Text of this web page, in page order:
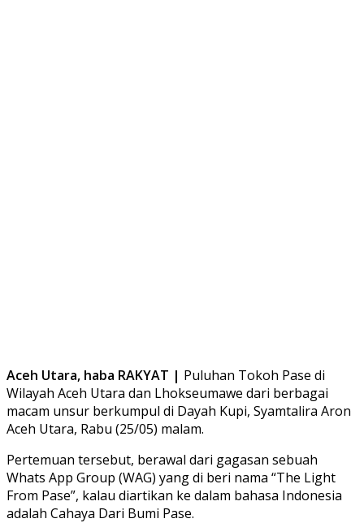
Aceh Utara, haba RAKYAT | Puluhan Tokoh Pase di
Wilayah Aceh Utara dan Lhokseumawe dari berbagai
macam unsur berkumpul di Dayah Kupi, Syamtalira Aron
Aceh Utara, Rabu (25/05) malam.
Pertemuan tersebut, berawal dari gagasan sebuah
Whats App Group (WAG) yang di beri nama “The Light
From Pase”, kalau diartikan ke dalam bahasa Indonesia
adalah Cahaya Dari Bumi Pase.